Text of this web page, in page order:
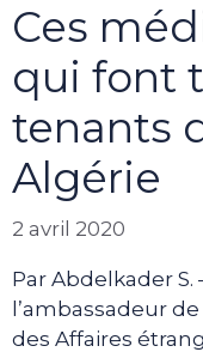
Ces
qui font
tenants
Algérie
2 avril 2020
Par Abdelkader S.
l’ambassadeur
des Affaires